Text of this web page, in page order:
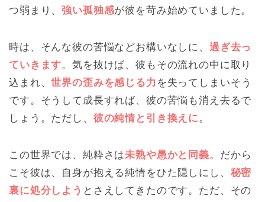
つ弱まり、強い孤独感が彼を苛み始めていました。
時は、そんな彼の苦悩などお構いなしに、 過ぎ去っ
ていきます。気を抜けば、彼もその流れの中に取り
込まれ、世界の歪みを感じる力 を失ってしまいそう
です。そうして成長すれば、彼の苦悩も消え去るで
しょう。ただし、 彼の純情と引き換えに。
この世界では、純粋さは未熟や愚かと同義。だから
こそ彼は、自身が抱える純情をひた隠しにし、 秘密
裏に処分しよう とさえしてきたのです。ただ、その